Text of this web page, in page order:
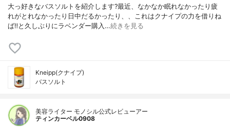
大っ好きなバスソルトを紹介します?最近、なかなか眠れなかったり疲
れがとれなかったり日中だるかったり、、これはクナイプの力を借りね
ば‼️と久しぶりにラベンダー購入…続きを見る
Kneipp(クナイプ)
バスソルト
美容ライター モノシル公式レビューアー
ティンカーベル0908